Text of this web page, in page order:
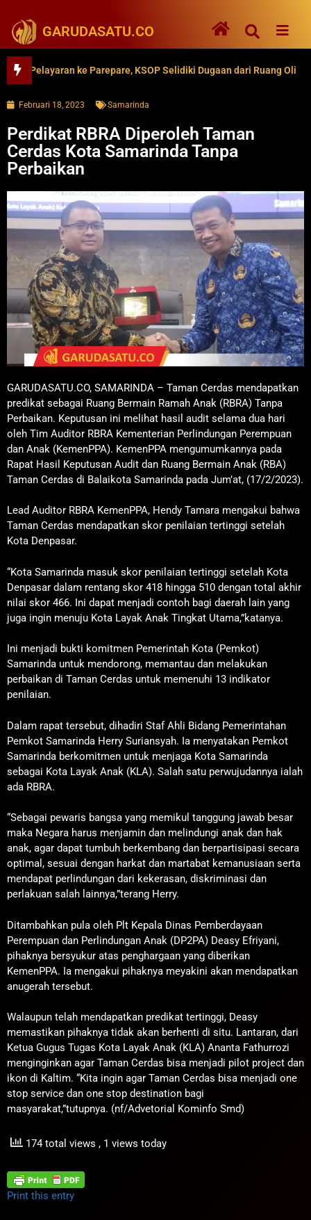
GARUDASATU.CO
ke Parepare, KSOP Selidiki Dugaan dari Ruang Oli
Februari 18, 2023 Samarinda
Perdikat RBRA Diperoleh Taman
Cerdas Kota Samarinda Tanpa
Perbaikan
GARUDASATU.CO, SAMARINDA – Taman Cerdas mendapatkan
predikat sebagai Ruang Bermain Ramah Anak (RBRA) Tanpa
Perbaikan. Keputusan ini melihat hasil audit selama dua hari
oleh Tim Auditor RBRA Kementerian Perlindungan Perempuan
dan Anak (KemenPPA). KemenPPA mengumumkannya pada
Rapat Hasil Keputusan Audit dan Ruang Bermain Anak (RBA)
Taman Cerdas di Balaikota Samarinda pada Jum’at, (17/2/2023).
Lead Auditor RBRA KemenPPA, Hendy Tamara mengakui bahwa
Taman Cerdas mendapatkan skor penilaian tertinggi setelah
Kota Denpasar.
“Kota Samarinda masuk skor penilaian tertinggi setelah Kota
Denpasar dalam rentang skor 418 hingga 510 dengan total akhir
nilai skor 466. Ini dapat menjadi contoh bagi daerah lain yang
juga ingin menuju Kota Layak Anak Tingkat Utama,”katanya.
Ini menjadi bukti komitmen Pemerintah Kota (Pemkot)
Samarinda untuk mendorong, memantau dan melakukan
perbaikan di Taman Cerdas untuk memenuhi 13 indikator
penilaian.
Dalam rapat tersebut, dihadiri Staf Ahli Bidang Pemerintahan
Pemkot Samarinda Herry Suriansyah. Ia menyatakan Pemkot
Samarinda berkomitmen untuk menjaga Kota Samarinda
sebagai Kota Layak Anak (KLA). Salah satu perwujudannya ialah
ada RBRA.
“Sebagai pewaris bangsa yang memikul tanggung jawab besar
maka Negara harus menjamin dan melindungi anak dan hak
anak, agar dapat tumbuh berkembang dan berpartisipasi secara
optimal, sesuai dengan harkat dan martabat kemanusiaan serta
mendapat perlindungan dari kekerasan, diskriminasi dan
perlakuan salah lainnya,”terang Herry.
Ditambahkan pula oleh Plt Kepala Dinas Pemberdayaan
Perempuan dan Perlindungan Anak (DP2PA) Deasy Efriyani,
pihaknya bersyukur atas penghargaan yang diberikan
KemenPPA. Ia mengakui pihaknya meyakini akan mendapatkan
anugerah tersebut.
Walaupun telah mendapatkan predikat tertinggi, Deasy
memastikan pihaknya tidak akan berhenti di situ. Lantaran, dari
Ketua Gugus Tugas Kota Layak Anak (KLA) Ananta Fathurrozi
menginginkan agar Taman Cerdas bisa menjadi pilot project dan
ikon di Kaltim. “Kita ingin agar Taman Cerdas bisa menjadi one
stop service dan one stop destination bagi
masyarakat,”tutupnya. (nf/Advetorial Kominfo Smd)
174 total views , 1 views today
Print this entry